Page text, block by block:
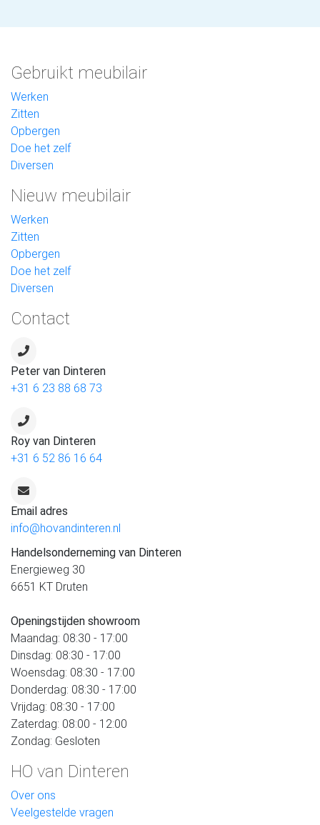
Gebruikt meubilair
Werken
Zitten
Opbergen
Doe het zelf
Diversen
Nieuw meubilair
Werken
Zitten
Opbergen
Doe het zelf
Diversen
Contact
Peter van Dinteren
+31 6 23 88 68 73
Roy van Dinteren
+31 6 52 86 16 64
Email adres
info@hovandinteren.nl
Handelsonderneming van Dinteren
Energieweg 30
6651 KT Druten
Openingstijden showroom
Maandag: 08:30 - 17:00
Dinsdag: 08:30 - 17:00
Woensdag: 08:30 - 17:00
Donderdag: 08:30 - 17:00
Vrijdag: 08:30 - 17:00
Zaterdag: 08:00 - 12:00
Zondag: Gesloten
HO van Dinteren
Over ons
Veelgestelde vragen